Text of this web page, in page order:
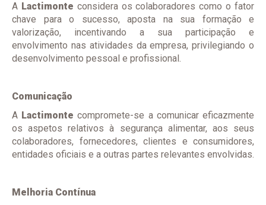
A Lactimonte considera os colaboradores como o fator
chave para o sucesso, aposta na sua formação e
valorização, incentivando a sua participação e
envolvimento nas atividades da empresa, privilegiando o
desenvolvimento pessoal e profissional.
Comunicação
A Lactimonte compromete-se a comunicar eficazmente
os aspetos relativos à segurança alimentar, aos seus
colaboradores, fornecedores, clientes e consumidores,
entidades oficiais e a outras partes relevantes envolvidas.
Melhoria Contínua